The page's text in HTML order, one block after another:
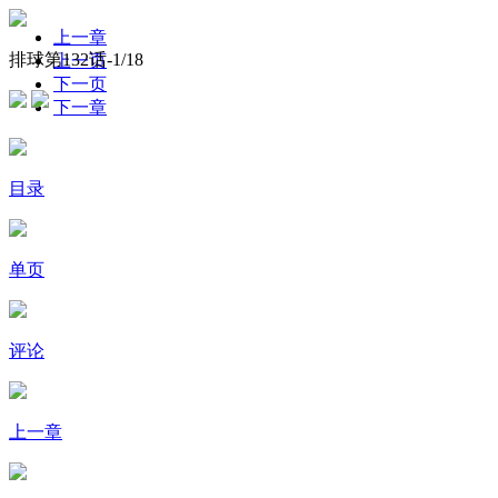
排球第132话-1/18
上一章
上一页
下一页
下一章
目录
单页
评论
上一章